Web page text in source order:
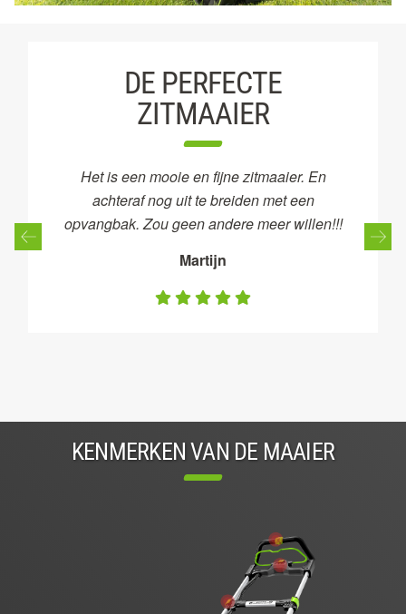
DE PERFECTE
ZITMAAIER
Het is een mooie en fijne zitmaaier. En
achteraf nog uit te breiden met een
opvangbak. Zou geen andere meer willen!!!
Martijn
KENMERKEN VAN DE MAAIER